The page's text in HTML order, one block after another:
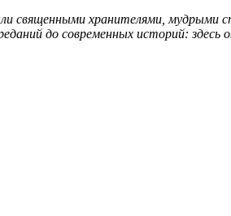
священными хранителями, мудрыми
до современных историй: